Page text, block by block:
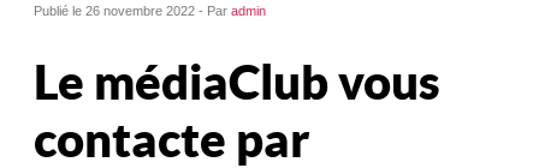
Publié le 26 novembre 2022 - Paradmin
Le médiaClub vous
contacte par